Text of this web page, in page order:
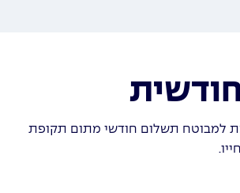
למבוטח תשלום חודשי מתום תקופת